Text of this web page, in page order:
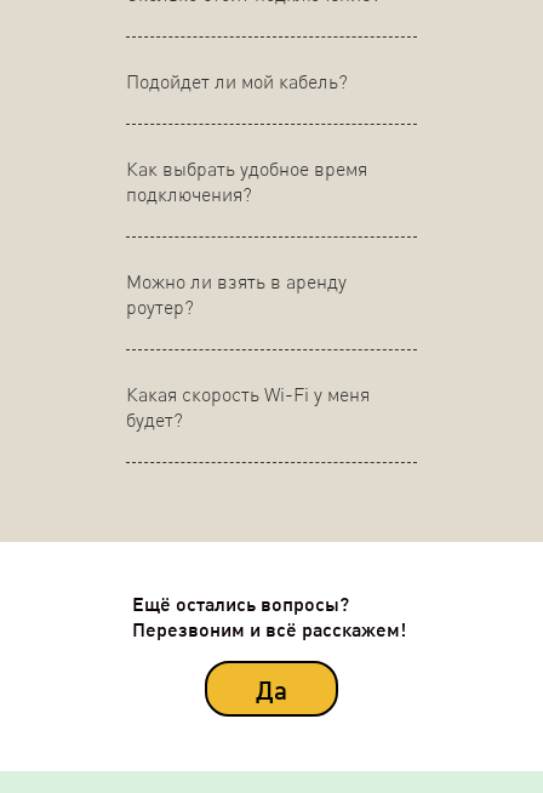
Подойдет ли мой кабель?
Как выбрать удобное время
подключения?
Можно ли взять в аренду
роутер?
Какая скорость Wi-Fi у меня
будет?
Ещё остались вопросы?
Перезвоним и всё расскажем!
Да